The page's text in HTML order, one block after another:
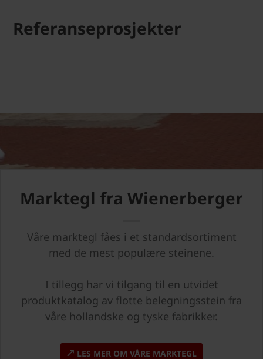
Referanseprosjekter
Marktegl fra Wienerberger
Våre marktegl fåes i et standardsortiment
med de mest populære steinene.
I tillegg har vi tilgang til en utvidet
produktkatalog av flotte belegningsstein fra
våre hollandske og tyske fabrikker.
LES MER OM VÅRE MARKTEGL